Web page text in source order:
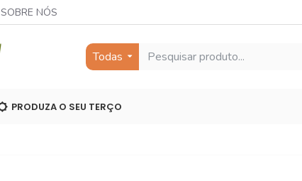
SOBRE NÓS
Todas
PRODUZA O SEU TERÇO